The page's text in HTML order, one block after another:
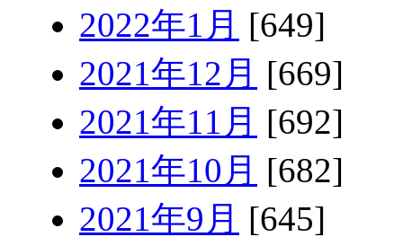
2022年1月 [649]
2021年12月 [669]
2021年11月 [692]
2021年10月 [682]
2021年9月 [645]